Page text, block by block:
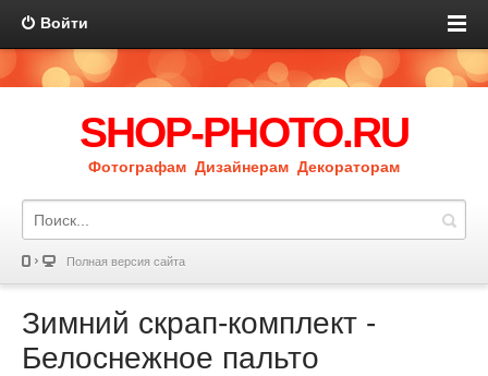
Войти
SHOP-PHOTO.RU
Фотографам Дизайнерам Декораторам
Полная версия сайта
Зимний скрап-комплект -
Белоснежное пальто